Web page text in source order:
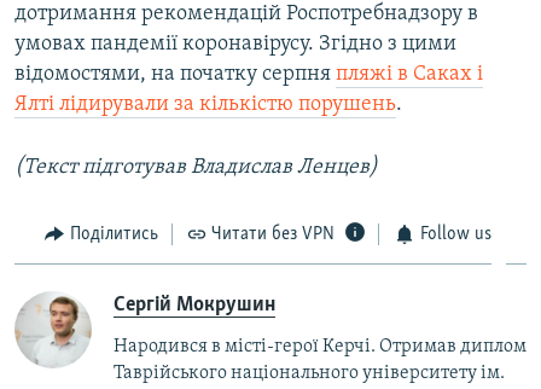
дотримання рекомендацій Роспотребнадзору в
умовах пандемії коронавірусу. Згідно з цими
відомостями, на початку серпня пляжі в Саках і
Ялті лідирували за кількістю порушень.
(Текст підготував Владислав Ленцев)
Поділитись Читати без VPN Follow us
Сергій Мокрушин
Народився в місті-герої Керчі. Отримав диплом
Таврійського національного університету ім.